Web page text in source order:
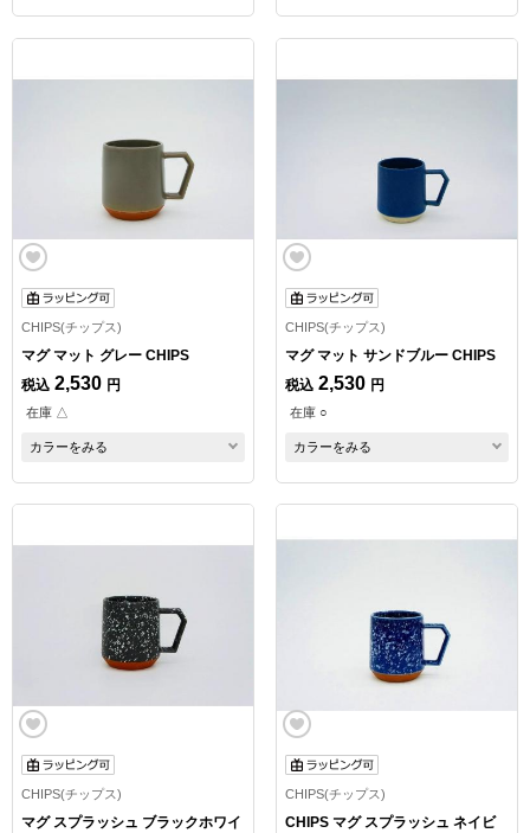
CHIPS(チップス)
マグ マット グレー CHIPS
税込 2,530 円
在庫 △
カラーをみる
CHIPS(チップス)
マグ マット サンドブルー CHIPS
税込 2,530 円
在庫 ○
カラーをみる
CHIPS(チップス)
マグ スプラッシュ ブラックホワイ
CHIPS(チップス)
CHIPS マグ スプラッシュ ネイビ